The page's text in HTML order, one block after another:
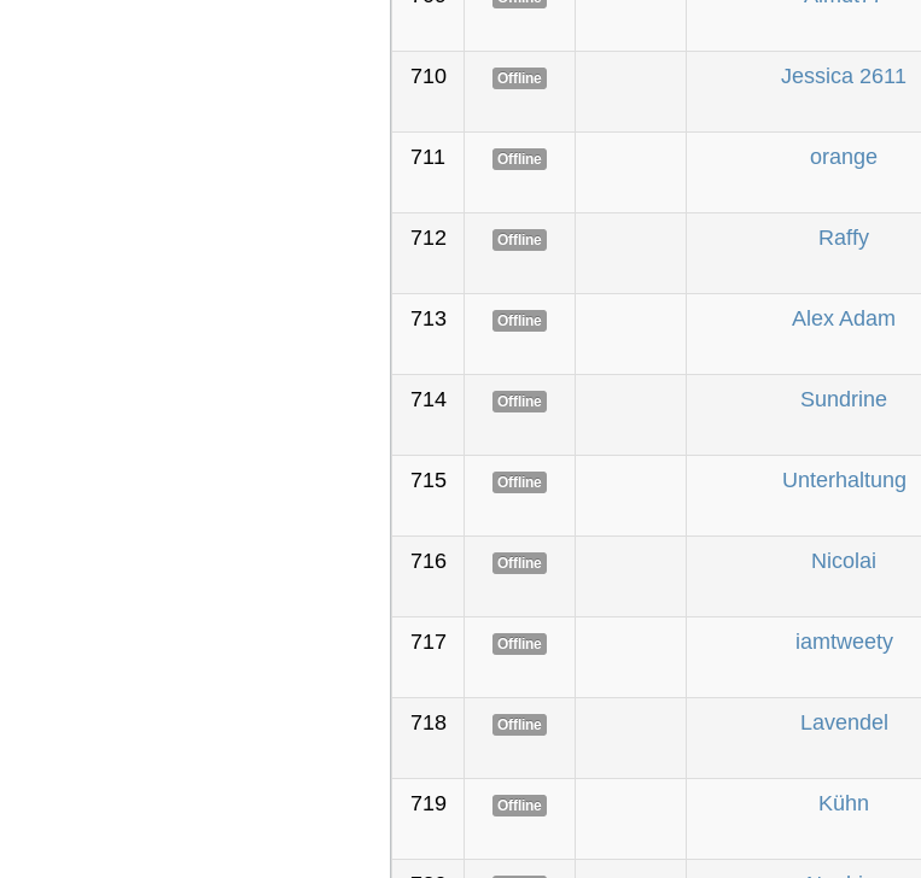
710 Offline Jessica 2611
711 Offline orange
712 Offline Raffy
713 Offline Alex Adam
714 Offline Sundrine
715 Offline Unterhaltung
716 Offline Nicolai
717 Offline iamtweety
718 Offline Lavendel
719 Offline Kühn